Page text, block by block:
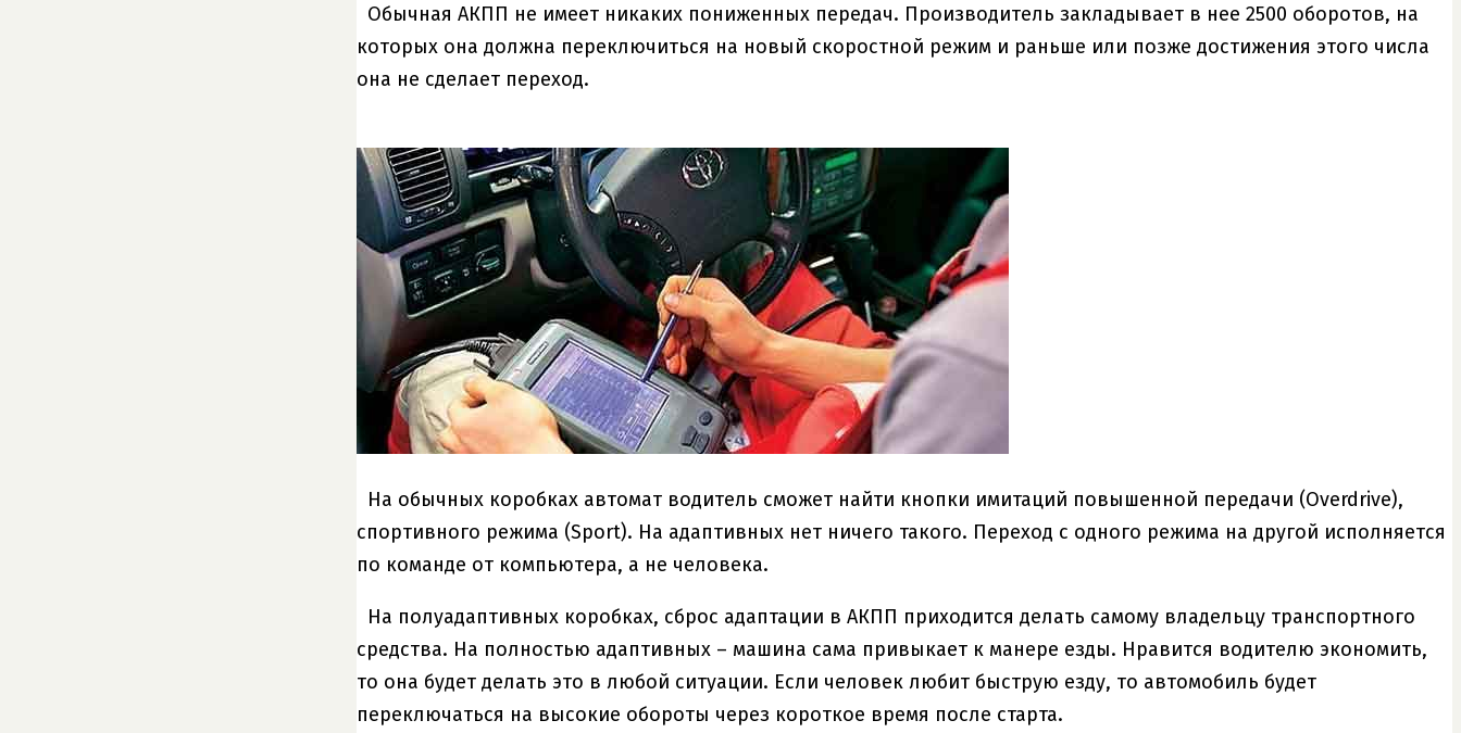
Обычная АКПП не имеет никаких пониженных передач. Производитель закладывает в нее 2500 оборотов, на
которых она должна переключиться на новый скоростной режим и раньше или позже достижения этого числа
она не сделает переход.
На обычных коробках автомат водитель сможет найти кнопки имитаций повышенной передачи (Overdrive),
спортивного режима (Sport). На адаптивных нет ничего такого. Переход с одного режима на другой исполняется
по команде от компьютера, а не человека.
На полуадаптивных коробках, сброс адаптации в АКПП приходится делать самому владельцу транспортного
средства. На полностью адаптивных – машина сама привыкает к манере езды. Нравится водителю экономить,
то она будет делать это в любой ситуации. Если человек любит быструю езду, то автомобиль будет
переключаться на высокие обороты через короткое время после старта.